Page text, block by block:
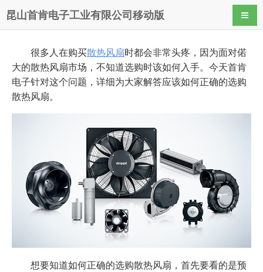
昆山首肯电子工业有限公司移动版 导航
很多人在购买散热风扇时都会非常头疼，因为面对偌
大的散热风扇市场，不知道选购时该如何入手。今天首肯
电子针对这个问题，详细为大家解答应该如何正确的选购
散热风扇。
想要知道如何正确的选购散热风扇，首先要看的是预